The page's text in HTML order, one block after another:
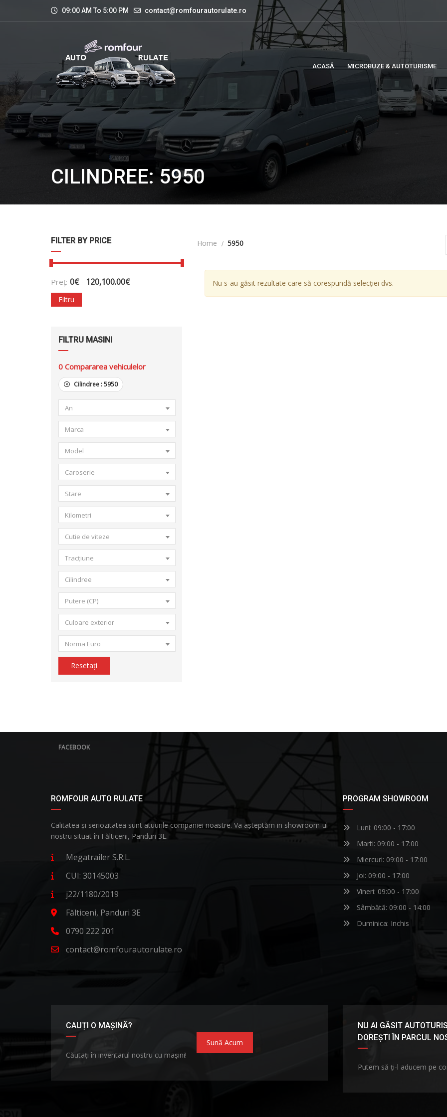
09:00 AM To 5:00 PM contact@romfourautorulate.ro
ACASĂ MICROBUZE & AUTOTURISME
CILINDREE: 5950
FILTER BY PRICE
Preț: 0€ - 120,100.00€
Filtru
FILTRU MASINI
0 Compararea vehiculelor
Cilindree :5950
An
Marca
Model
Caroserie
Stare
Kilometri
Cutie de viteze
Tracțiune
Cilindree
Putere (CP)
Culoare exterior
Norma Euro
Resetați
Home 5950
Nu s-au găsit rezultate care să corespundă selecției dvs.
FACEBOOK
ROMFOUR AUTO RULATE
Calitatea și seriozitatea sunt atuurile companiei noastre. Va așteptăm in showroom-ul
nostru situat în Fălticeni, Panduri 3E.
Megatrailer S.R.L.
CUI: 30145003
j22/1180/2019
Fălticeni, Panduri 3E
0790 222 201
contact@romfourautorulate.ro
PROGRAM SHOWROOM
Luni: 09:00 - 17:00
Marti: 09:00 - 17:00
Miercuri: 09:00 - 17:00
Joi: 09:00 - 17:00
Vineri: 09:00 - 17:00
Sâmbătă: 09:00 - 14:00
Duminica: Inchis
CAUȚI O MAȘINĂ?
Căutați în inventarul nostru cu mașini!
Sună Acum
NU AI GĂSIT
DOREȘTI ÎN PARCUL
Putem să ți-l aducem pe